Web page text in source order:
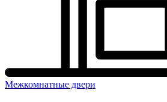
Межкомнатные двери